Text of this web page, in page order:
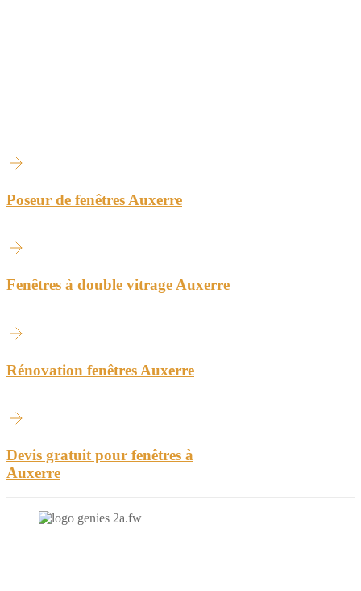
Poseur de fenêtres Auxerre
Fenêtres à double vitrage Auxerre
Rénovation fenêtres Auxerre
Devis gratuit pour fenêtres à
Auxerre